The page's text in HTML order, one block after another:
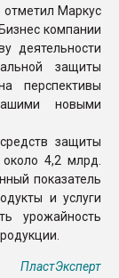
отметил Маркус
компании
деятельности
защиты
перспективы
новыми
защиты
4,2 млрд.
показатель
и услуги
урожайность
ПластЭксперт